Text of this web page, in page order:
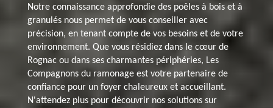
Notre connaissance approfondie des poêles à bois et à
granulés nous permet de vous conseiller avec
précision, en tenant compte de vos besoins et de votre
environnement. Que vous résidiez dans le cœur de
Rognac ou dans ses charmantes périphéries, Les
Compagnons du ramonage est votre partenaire de
confiance pour un foyer chaleureux et accueillant.
N'attendez plus pour découvrir nos solutions sur